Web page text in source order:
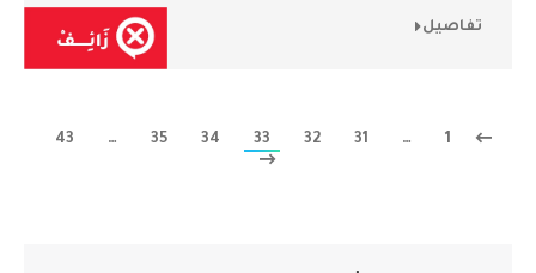
تفاصيل
1
…
31
32
33
34
35
…
43